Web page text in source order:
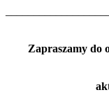
Zapraszamy do